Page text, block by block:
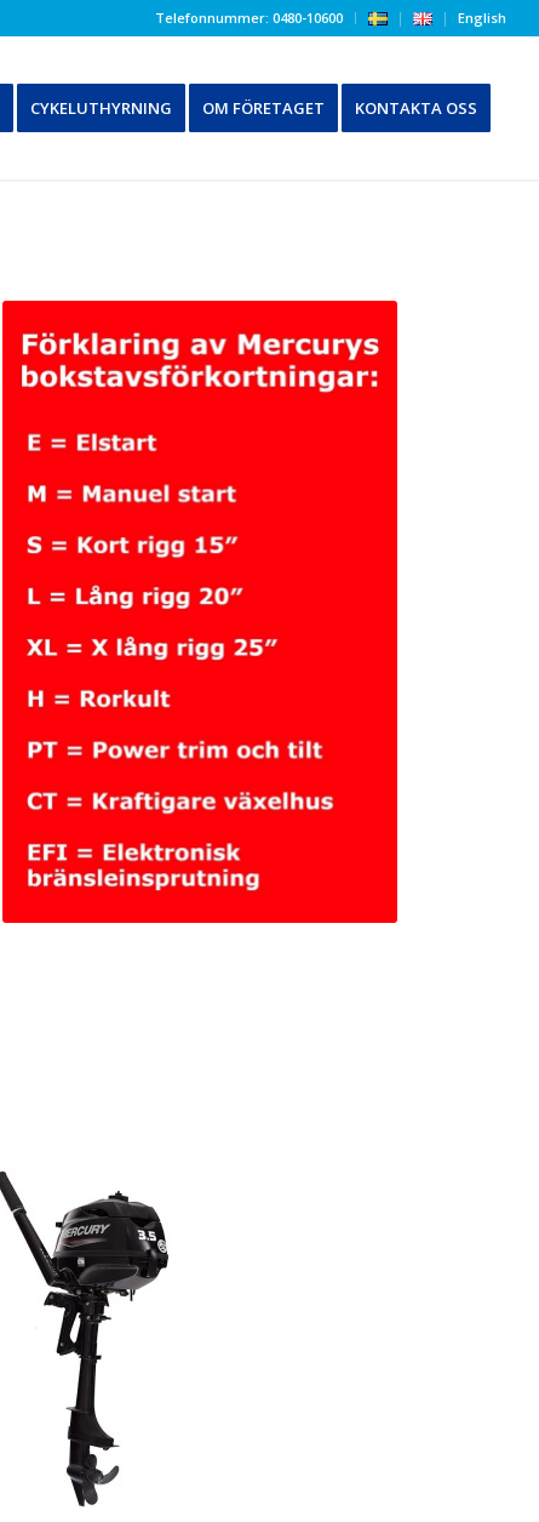
Telefonnummer: 0480-10600 English
CYKELUTHYRNING OM FÖRETAGET KONTAKTA OSS